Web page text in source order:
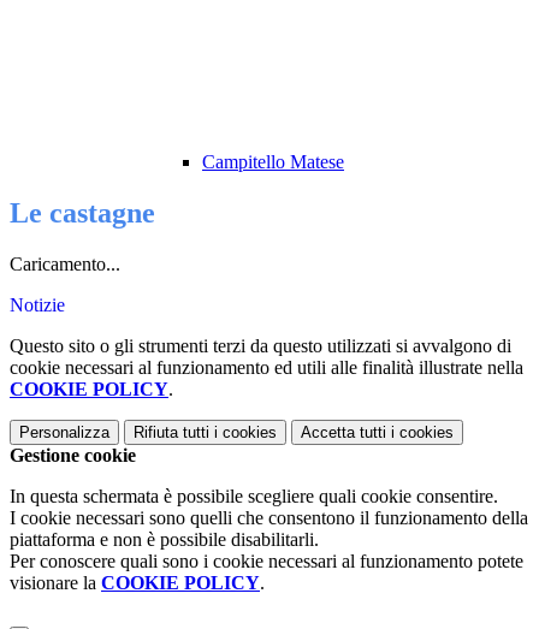
Campitello Matese
Le castagne
Caricamento...
Notizie
Questo sito o gli strumenti terzi da questo utilizzati si avvalgono di
cookie necessari al funzionamento ed utili alle finalità illustrate nella
COOKIE POLICY.
Personalizza Rifiuta tutti i cookies Accetta tutti i cookies
Gestione cookie
In questa schermata è possibile scegliere quali cookie consentire.
I cookie necessari sono quelli che consentono il funzionamento della
piattaforma e non è possibile disabilitarli.
Per conoscere quali sono i cookie necessari al funzionamento potete
visionare la COOKIE POLICY.